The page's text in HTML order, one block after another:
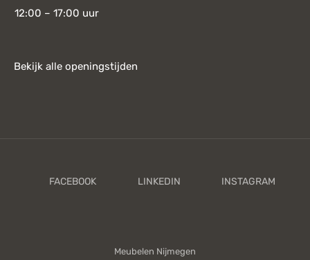
12:00 – 17:00 uur
Bekijk alle openingstijden
Meubelen Nijmegen